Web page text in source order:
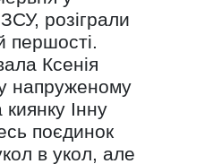
розіграли
першості.
Ксенія
напруженому
Інну
поєдинок
в укол, але